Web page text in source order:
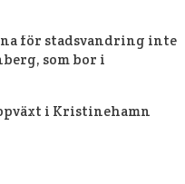
Ett femtontal
för stadsvandring inte
som bor i
i Kristinehamn